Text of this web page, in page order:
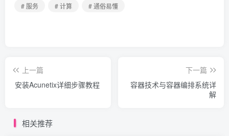
# 服务
# 计算 # 通俗易懂
上一篇
安装Acunetix详细步骤教程
下一篇
容器技术与容器编排系统详
解
相关推荐